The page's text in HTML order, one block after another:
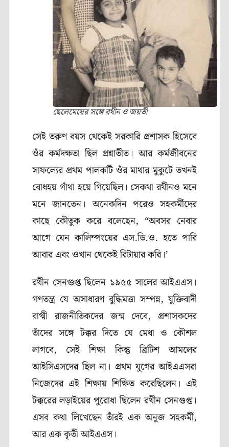
ছেলেমেয়ের সঙ্গে রথীন ও জয়তী
সেই তরুণ বয়স থেকেই সরকারি প্রশাসক হিসেবে
ওঁর কর্মদক্ষতা ছিল প্রশ্নাতীত। আর কর্মজীবনের
সাফল্যের প্রথম পালকটি ওঁর মাথার মুকুটে তখনই
বোধহয় গাঁথা হয়ে গিয়েছিল। সেকথা রথীনও মনে
মনে জানতেন। অনেকদিন পরেও সহকর্মীদের
কাছে কৌতুক করে বলেছেন, “অবসর নেবার
আগে যেন কালিম্পংয়ের এস.ডি.ও. হতে পারি
আবার এবং ওখান থেকেই রিটায়ার করি।’
রথীন সেনগুপ্ত ছিলেন ১৯৫৫ সালের আইএএস।
গণতন্ত্র যে অসাধারণ বুদ্ধিমত্তা সম্পন্ন, যুক্তিবাদী
বাগ্মী রাজনীতিকদের জন্ম দেবে, প্রশাসকদের
তাঁদের সঙ্গে টক্কর দিতে যে মেধা ও কৌশল
লাগবে, সেই শিক্ষা কিন্তু ব্রিটিশ আমলের
আইসিএসদের ছিল না। প্রথম যুগের আইএএসরা
নিজেদের এই শিক্ষায় শিক্ষিত করেছিলেন। এই
টক্করের লড়াইয়ের পুরোধা ছিলেন রথীন সেনগুপ্ত।
এসব কথা লিখেছেন তাঁরই এক অনুজ সহকর্মী,
আর এক কৃতী আইএএস।